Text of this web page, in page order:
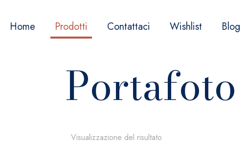
Home Prodotti Contattaci Wishlist Blog
Portafoto
Visualizzazione del risultato